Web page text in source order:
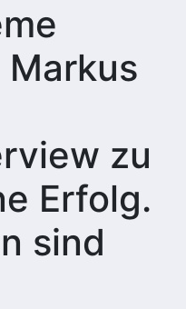
zu
Erfolg.
sind